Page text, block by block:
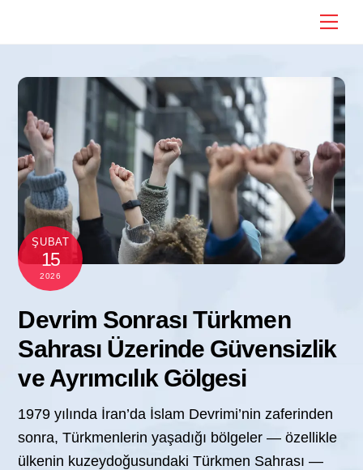
ŞUBAT
15
2026
Devrim Sonrası Türkmen
Sahrası Üzerinde Güvensizlik
ve Ayrımcılık Gölgesi
1979 yılında İran’da İslam Devrimi’nin zaferinden
sonra, Türkmenlerin yaşadığı bölgeler — özellikle
ülkenin kuzeydoğusundaki Türkmen Sahrası —